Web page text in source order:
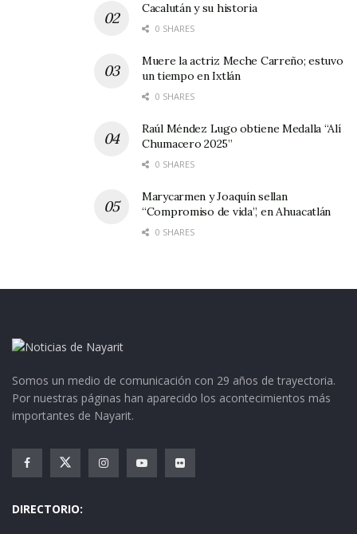
Cacalután y su historia
0 SHARES
Muere la actriz Meche Carreño; estuvo
un tiempo en Ixtlán
0 SHARES
Raúl Méndez Lugo obtiene Medalla “Alí
Chumacero 2025”
0 SHARES
Marycarmen y Joaquín sellan
“Compromiso de vida”, en Ahuacatlán
0 SHARES
Somos un medio de comunicación con 29 años de trayectoria.
Por nuestras páginas han aparecido los acontecimientos más
importantes de Nayarit.
DIRECTORIO: